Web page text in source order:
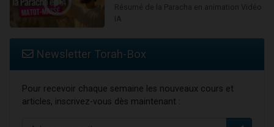
Newsletter Torah-Box
Pour recevoir chaque semaine les nouveaux cours et
articles, inscrivez-vous dès maintenant :